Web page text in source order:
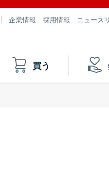
企業情報 採用情報 ニュース
買う